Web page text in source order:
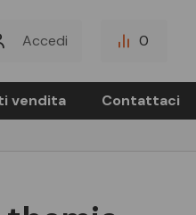
Accedi 0
vendita Contattaci